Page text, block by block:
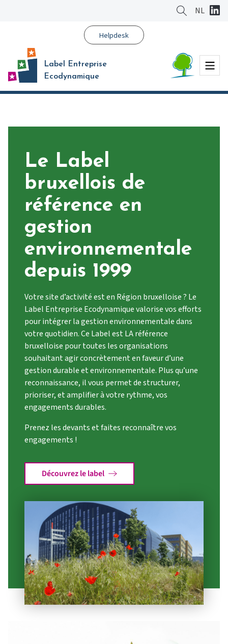
NL
Helpdesk
Label Entreprise
Ecodynamique
Menu
Le Label
bruxellois de
référence en
gestion
environnementale
depuis 1999
Votre site d’activité est en Région bruxelloise ? Le
Label Entreprise Ecodynamique valorise vos efforts
pour intégrer la gestion environnementale dans
votre quotidien. Ce Label est LA référence
bruxelloise pour toutes les organisations
souhaitant agir concrètement en faveur d’une
gestion durable et environnementale. Plus qu’une
reconnaissance, il vous permet de structurer,
prioriser, et amplifier à votre rythme, vos
engagements durables.
Prenez les devants et faites reconnaître vos
engagements !
Découvrez le label